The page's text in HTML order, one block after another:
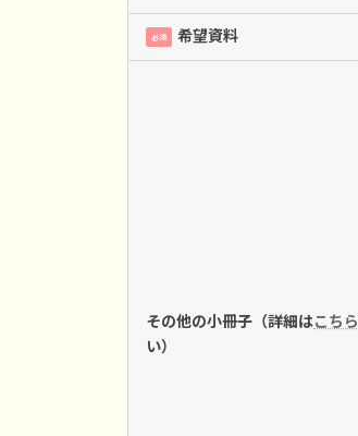
必須 希望資料
その他の小冊子（詳細はこちら
い）